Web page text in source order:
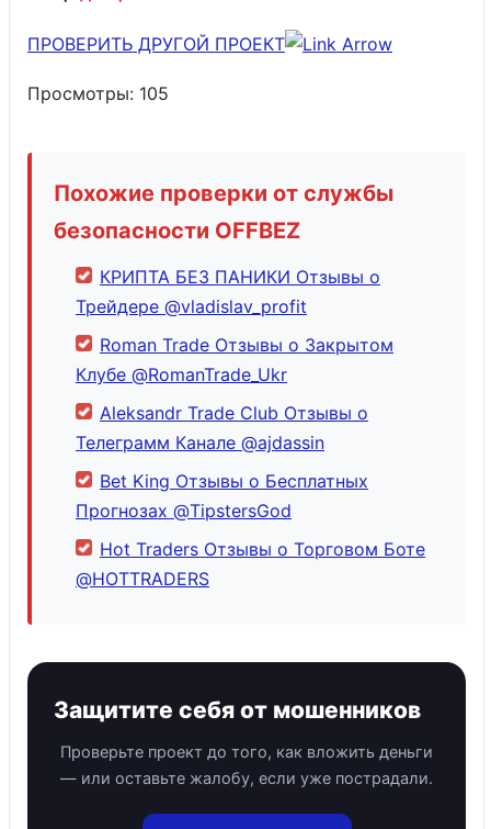
ПРОВЕРИТЬ ДРУГОЙ ПРОЕКТ
Просмотры: 105
Похожие проверки от службы
безопасности OFFBEZ
КРИПТА БЕЗ ПАНИКИ Отзывы о
Трейдере @vladislav_profit
Roman Trade Отзывы о Закрытом
Клубе @RomanTrade_Ukr
Aleksandr Trade Club Отзывы о
Телеграмм Канале @ajdassin
Bet King Отзывы о Бесплатных
Прогнозах @TipstersGod
Hot Traders Отзывы о Торговом Боте
@HOTTRADERS
Защитите себя от мошенников
Проверьте проект до того, как вложить деньги
— или оставьте жалобу, если уже пострадали.